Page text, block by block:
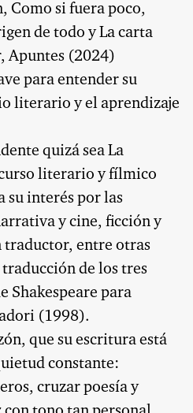
Como si fuera poco,
de todo y La carta
Apuntes (2024)
para entender su
literario y el aprendizaje
quizá sea La
literario y fílmico
su interés por las
y cine, ficción y
traductor, entre otras
de los tres
Shakespeare para
(1998).
que su escritura está
constante:
cruzar poesía y